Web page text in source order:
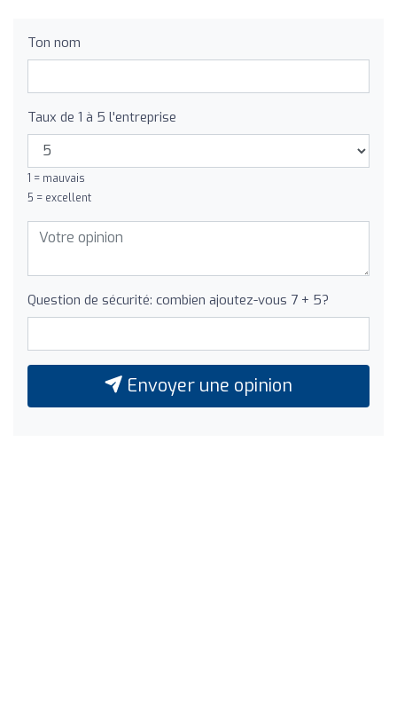
Ton nom
Taux de 1 à 5 l'entreprise
1 = mauvais
5 = excellent
Question de sécurité: combien ajoutez-vous 7 + 5?
Envoyer une opinion